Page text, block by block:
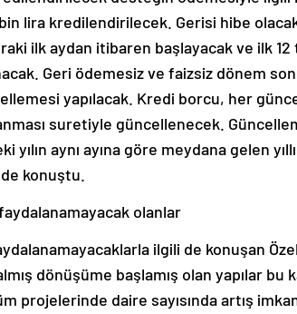
lira kredilendirilecek. Gerisi hibe
ilk aydan itibaren başlayacak ve ilk
Geri ödemesiz ve faizsiz dönem
yapılacak. Kredi borcu, her
suretiyle güncellenecek.
yılın aynı ayına göre meydana gelen
konuştu.
olanlar
ilgili de konuşan
dönüşüme başlamış olan yapılar bu
projelerinde daire sayısında artış